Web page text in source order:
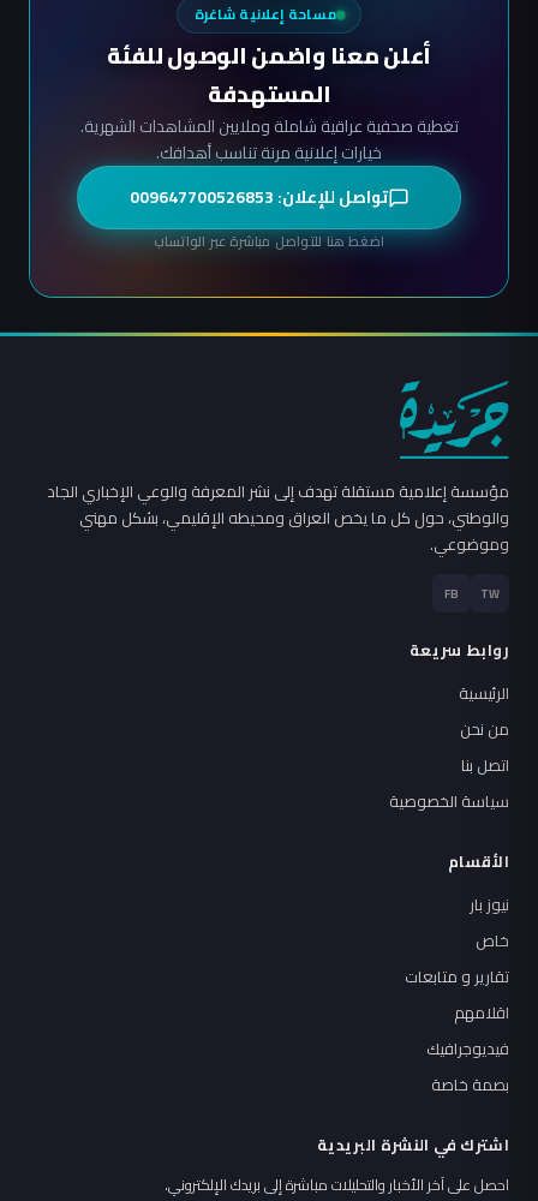
مساحة إعلانية شاغرة
أعلن معنا واضمن الوصول للفئة
المستهدفة
تغطية صحفية عراقية شاملة وملايين المشاهدات الشهرية.
خيارات إعلانية مرنة تناسب أهدافك.
تواصل للإعلان: 009647700526853
اضغط هنا للتواصل مباشرة عبر الواتساب
مؤسسة إعلامية مستقلة تهدف إلى نشر المعرفة والوعي الإخباري الجاد
والوطني، حول كل ما يخص العراق ومحيطه الإقليمي، بشكل مهني
وموضوعي.
TW
FB
روابط سريعة
الرئيسية
من نحن
اتصل بنا
سياسة الخصوصية
الأقسام
نيوز بار
خاص
تقارير و متابعات
اقلامهم
فيديوجرافيك
بصمة خاصة
اشترك في النشرة البريدية
احصل على آخر الأخبار والتحليلات مباشرة إلى بريدك الإلكتروني.